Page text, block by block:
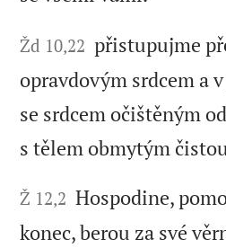
Žd 10,22 přistupujme
opravdovým srdcem a
se srdcem očištěným
s tělem obmytým
Ž 12,2 Hospodine,
konec, berou za své